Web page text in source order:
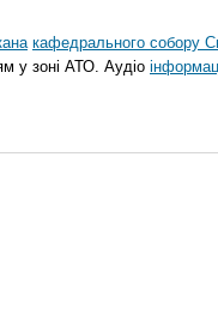
кафедрального собору
у зоні АТО. Аудіо